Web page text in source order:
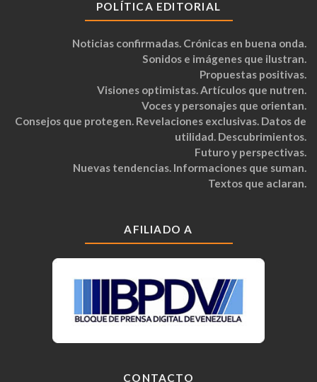
POLÍTICA EDITORIAL
Noticias confirmadas. Crónicas en buena onda.
Sonidos e imágenes que ilustran.
Propuestas positivas.
Visiones optimistas. Artículos que nutren.
Voces y personajes que orientan.
Consejos que protegen. Revelaciones exclusivas. Datos de
utilidad. Descubrimientos.
Futuro y perspectivas.
Nuevas tendencias. Informaciones que suman.
Textos que aclaran.
AFILIADO A
CONTACTO